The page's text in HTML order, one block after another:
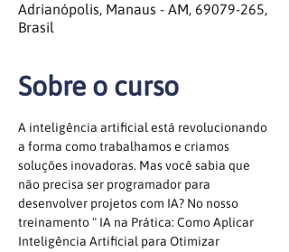
Adrianópolis, Manaus - AM, 69079-265,
Brasil
Sobre o curso
A inteligência artificial está revolucionando
a forma como trabalhamos e criamos
soluções inovadoras. Mas você sabia que
não precisa ser programador para
desenvolver projetos com IA? No nosso
treinamento " IA na Prática: Como Aplicar
Inteligência Artificial para Otimizar